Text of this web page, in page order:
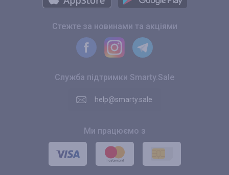
Стежте за новинами та акціями
Служба підтримки Smarty.Sale
help@smarty.sale
Ми працюємо з